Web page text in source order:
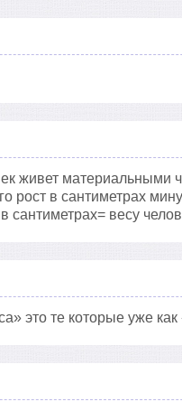
живет материальными
рост в сантиметрах
сантиметрах= весу
это те которые уже